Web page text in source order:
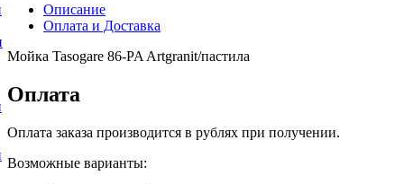
Описание
Оплата и Доставка
Мойка Tasogare 86-PA Artgranit/пастила
Оплата
Оплата заказа производится в рублях при получении.
Возможные варианты: